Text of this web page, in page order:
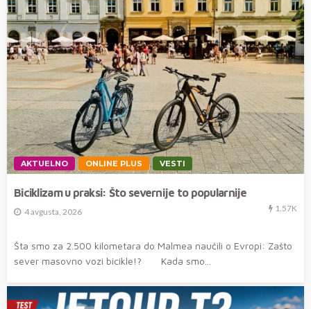
AKTUELNO ONLINE PLUS VESTI
Biciklizam u praksi: Što severnije to popularnije
4 avgusta, 2026 1.57K
Šta smo za 2.500 kilometara do Malmea naučili o Evropi: Zašto
sever masovno vozi bicikle!? Kada smo...